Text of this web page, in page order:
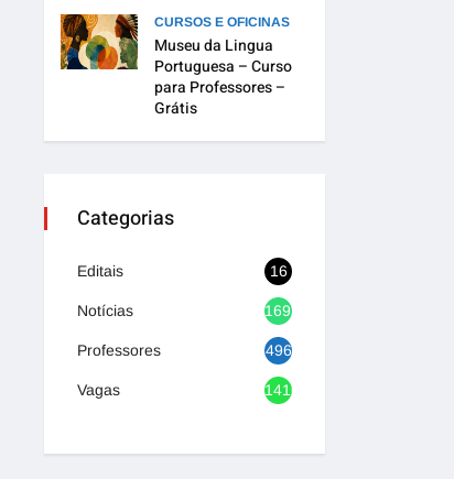
CURSOS E OFICINAS
Museu da Lingua
Portuguesa – Curso
para Professores –
Grátis
Categorias
Editais 16
Notícias 1692
Professores 496
Vagas 1416